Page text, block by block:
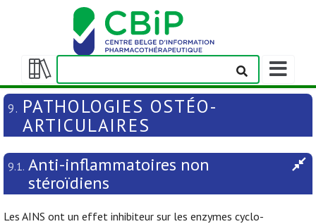
Afficher/masquer
la
table
des
Afficher/
la
barre
9. PATHOLOGIES OSTÉO-
ARTICULAIRES
9.1. Anti-inflammatoires non
stéroïdiens
Les AINS ont un effet inhibiteur sur les enzymes cyclo-